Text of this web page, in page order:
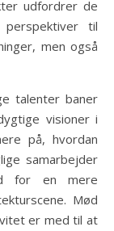
udfordrer de
til
men også
talenter baner
visioner i
på, hvordan
samarbejder
for en mere
Mød
er med til at